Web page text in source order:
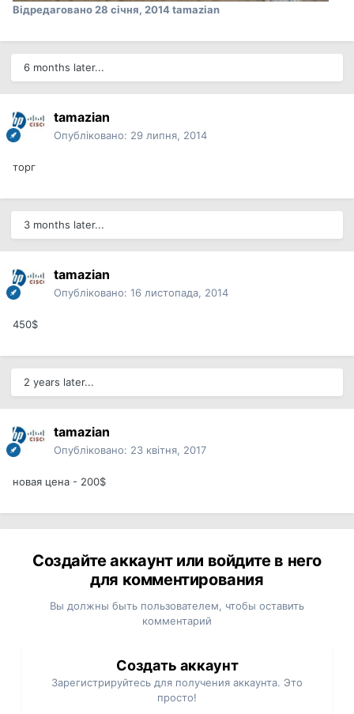
Відредаговано28 січня, 2014tamazian
6 months later...
tamazian
Опубліковано: 29 липня, 2014
торг
3 months later...
tamazian
Опубліковано: 16 листопада, 2014
450$
2 years later...
tamazian
Опубліковано: 23 квітня, 2017
новая цена - 200$
Создайте аккаунт или войдите в него
для комментирования
Вы должны быть пользователем, чтобы оставить
комментарий
Создать аккаунт
Зарегистрируйтесь для получения аккаунта. Это
просто!